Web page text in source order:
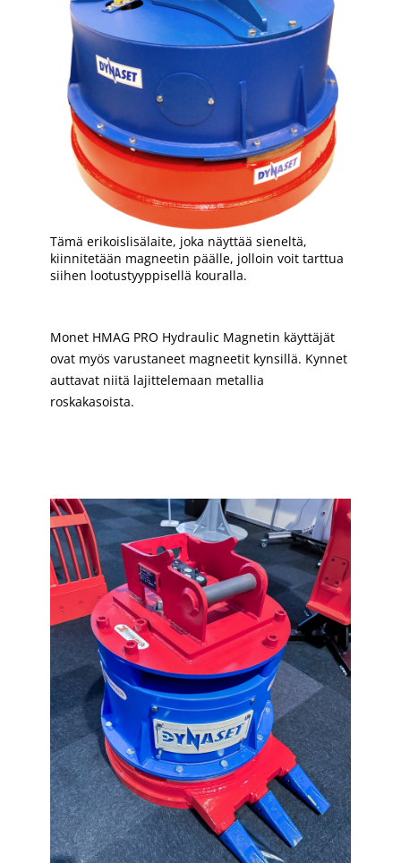
Tämä erikoislisälaite, joka näyttää sieneltä,
kiinnitetään magneetin päälle, jolloin voit tarttua
siihen lootustyyppisellä kouralla.
Monet HMAG PRO Hydraulic Magnetin käyttäjät
ovat myös varustaneet magneetit kynsillä. Kynnet
auttavat niitä lajittelemaan metallia
roskakasoista.